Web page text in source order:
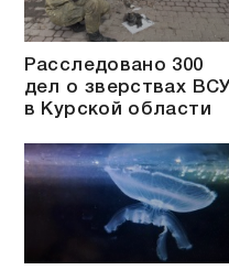
Расследовано 300
дел о зверствах ВСУ
в Курской области